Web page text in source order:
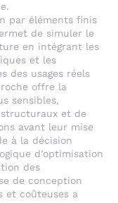
par éléments finis
de simuler le
en intégrant les
et les
des usages réels
offre la
sensibles,
structuraux et de
avant leur mise
à la décision
d’optimisation
des
de conception
et coûteuses a